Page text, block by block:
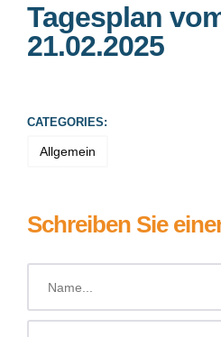
Tagesplan
21.02.2025
CATEGORIES:
Allgemein
Schreiben Sie